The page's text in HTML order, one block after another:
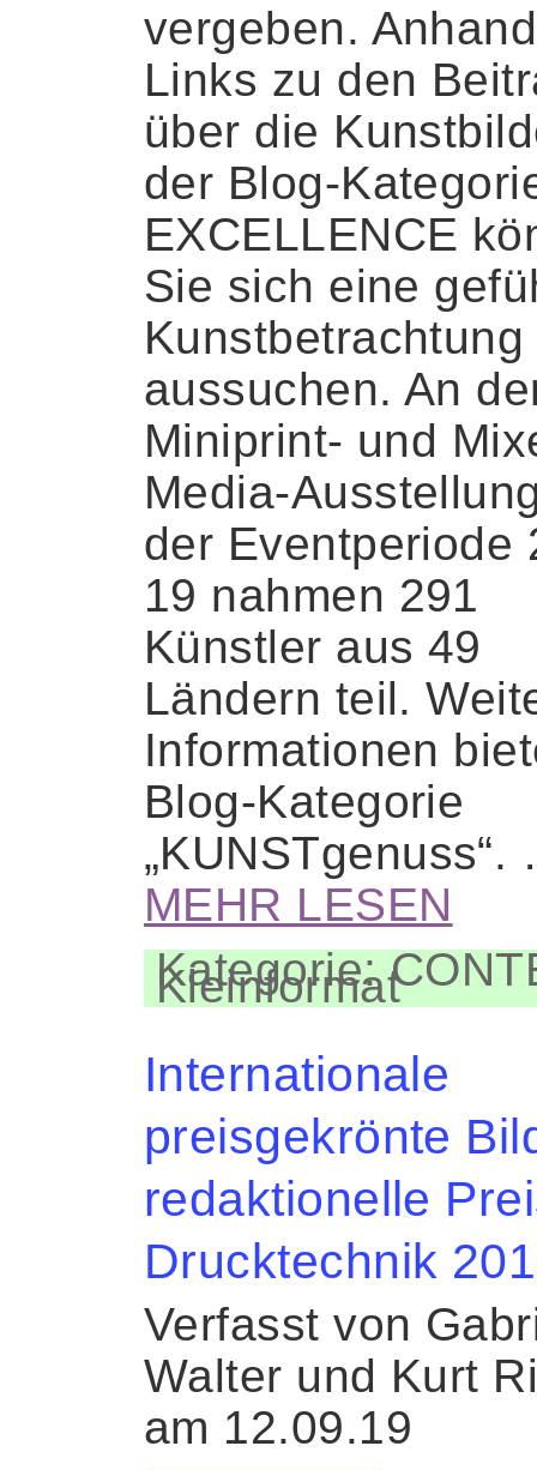
vergeben.
Links zu den
über die
der Blog-
EXCELLENCE
Sie sich eine
Kunstbetrachtung
aussuchen. An
Miniprint- und
Media-
der Eventperiode
19 nahmen 291
Künstler aus 49
Ländern teil.
Informationen
Blog-Kategorie
MEHR LESEN
Kategorie:
Kleinformat
Internationale
preisgekrönte
redaktionelle
Drucktechnik
Verfasst von
Walter und Kurt
am 12.09.19